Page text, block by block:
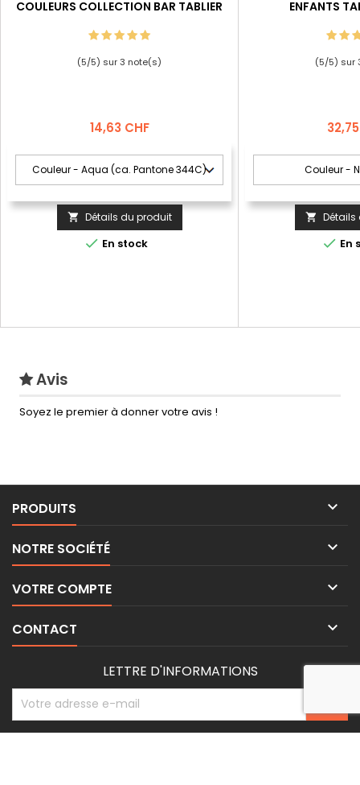
COULEURS COLLECTION BAR TABLIER
(5/5) sur3 note(s)
Prix
14,63 CHF
 Détails du produit
 En stock
ENFANTS
(5/5) sur
Prix
 Détails
 En
Avis
Soyez le premier à donner votre avis !
PRODUITS 
NOTRE SOCIÉTÉ 
VOTRE COMPTE 
CONTACT 
LETTRE D'INFORMATIONS